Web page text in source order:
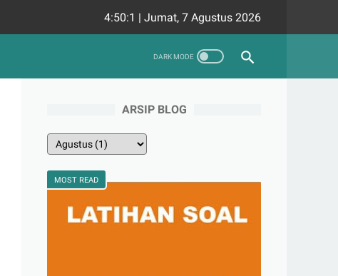
4:50:2 | Jumat, 7 Agustus 2026
ARSIP BLOG
MOST READ